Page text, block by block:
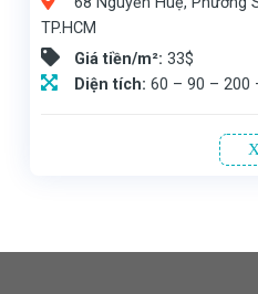
TP.HCM
Giá tiền/m²: 33$
Diện tích: 60 – 90 – 200